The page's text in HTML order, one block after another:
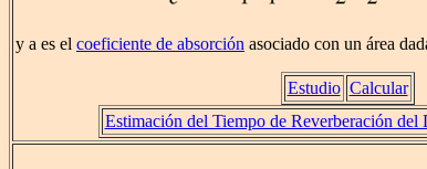
y a es el coeficiente de absorción asociado con un área
Estudio Calcular
Estimación del Tiempo de Reverberación del